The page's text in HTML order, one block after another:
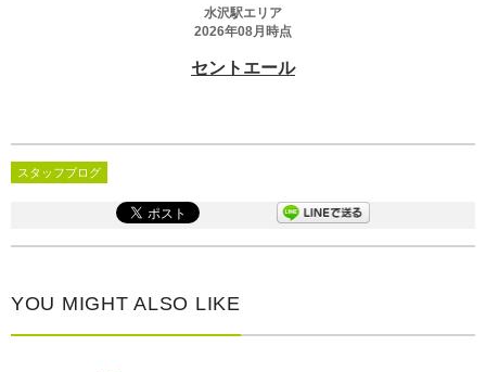
スタッフブログ
YOU MIGHT ALSO LIKE